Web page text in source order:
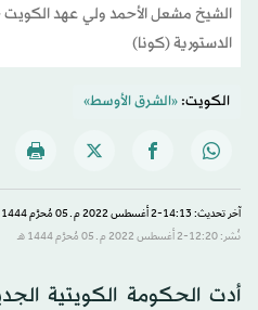
الشيخ مشعل الأحمد ولي عهد الكويت
الدستورية (كونا)
الكويت:«الشرق الأوسط»
آخر تحديث: 14:13-2 أغسطس 2022 م ـ 05 مُحرَّم 1444 هـ
نُشر: 12:20-2 أغسطس 2022 م ـ 05 مُحرَّم 1444 هـ
أدت الحكومة الكويتية